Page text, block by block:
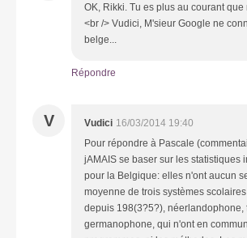
OK, Rikki. Tu es plus au courant que
<br /> Vudici, M'sieur Google ne
belge...
Répondre
V Vudici 16/03/2014 19:40
Pour répondre à Pascale
jAMAIS se baser sur les statistiques
pour la Belgique: elles n'ont aucun
moyenne de trois systèmes
depuis 198(3?5?), néerlandophone,
germanophone, qui n'ont en